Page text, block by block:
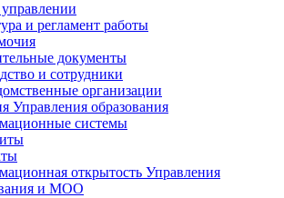
и регламент работы
документы
и сотрудники
организации
Управления образования
системы
открытость Управления
и МОО